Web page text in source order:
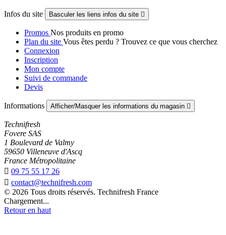
Infos du site Basculer les liens infos du site 
Promos Nos produits en promo
Plan du site Vous êtes perdu ? Trouvez ce que vous cherchez
Connexion
Inscription
Mon compte
Suivi de commande
Devis
Informations Afficher/Masquer les informations du magasin 
Technifresh
Fovere SAS
1 Boulevard de Valmy
59650 Villeneuve d'Ascq
France Métropolitaine
 09 75 55 17 26
 contact@technifresh.com
© 2026 Tous droits réservés. Technifresh France
Chargement...
Retour en haut